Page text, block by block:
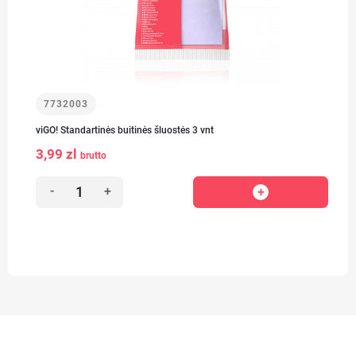
7732003
viGO! Standartinės buitinės šluostės 3 vnt
3,99 zl brutto
- +